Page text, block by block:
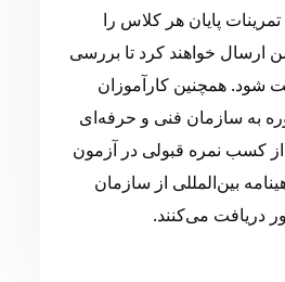
پایان هر کلاس را
ارسال خواهند کرد تا بررسی
شود. همچنین کارآموزان
به سازمان فنی و حرفه‌ای
کسب نمره قبولی در آزمون
بین‌المللی از سازمان
دریافت می‌کنند.